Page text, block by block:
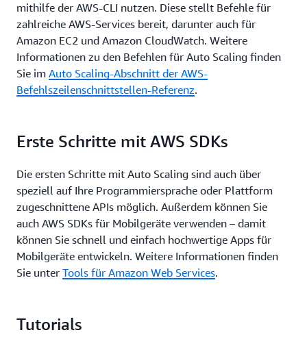
mithilfe der AWS-CLI nutzen. Diese stellt Befehle für
zahlreiche AWS-Services bereit, darunter auch für
Amazon EC2 und Amazon CloudWatch. Weitere
Informationen zu den Befehlen für Auto Scaling finden
Sie im Auto Scaling-Abschnitt der AWS-
Befehlszeilenschnittstellen-Referenz.
Erste Schritte mit AWS SDKs
Die ersten Schritte mit Auto Scaling sind auch über
speziell auf Ihre Programmiersprache oder Plattform
zugeschnittene APIs möglich. Außerdem können Sie
auch AWS SDKs für Mobilgeräte verwenden – damit
können Sie schnell und einfach hochwertige Apps für
Mobilgeräte entwickeln. Weitere Informationen finden
Sie unter Tools für Amazon Web Services.
Tutorials